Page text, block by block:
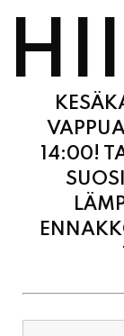
14:00!